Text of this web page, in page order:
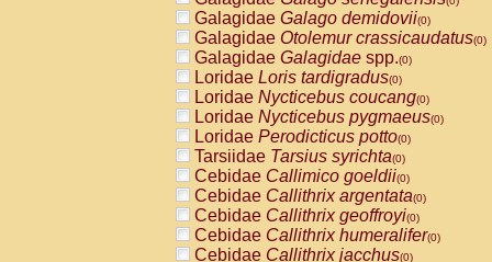
AtelidaeAteles geoffroyi(0)
AtelidaeAteles paniscus(0)
AtelidaeAtelesspp.(0)
Atelidae Lagothrix lagothricha
AtelidaeLagothrix lagothricha cana
PitheciidaeCacajao calvus
PitheciidaeCallicebus cupreus
PitheciidaeCallicebus donacophilus
PitheciidaeCallicebus moloch
PitheciidaeCallicebus torquatus
PitheciidaeCallicebusspp.(0)
PitheciidaeChiropotes satanas(0)
PitheciidaePithecia monachus
Galagidae Galago demidovii(0)
Galagidae Otolemur crassicaudatus(0)
Galagidae Galagidae spp.(0)
Loridae Loris tardigradus(0)
Loridae Nycticebus coucang(0)
Loridae Nycticebus pygmaeus(0)
Loridae Perodicticus potto(0)
Tarsiidae Tarsius syrichta(0)
Cebidae Callimico goeldii(0)
Cebidae Callithrix argentata(0)
Cebidae Callithrix geoffroyi(0)
Cebidae Callithrix humeralifer(0)
Cebidae Callithrix jacchus(0)